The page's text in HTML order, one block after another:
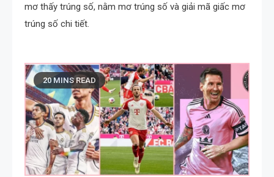
mơ thấy trúng số, nằm mơ trúng số và giải mã giấc mơ
trúng số chi tiết.
20 MINS READ